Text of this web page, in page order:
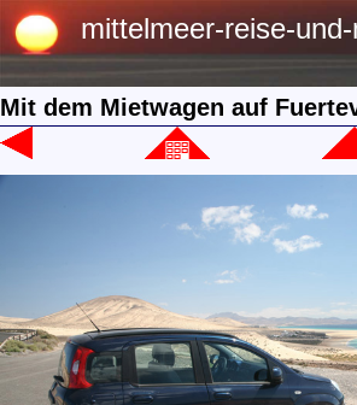
mittelmeer-reise-
Mit dem Mietwagen auf